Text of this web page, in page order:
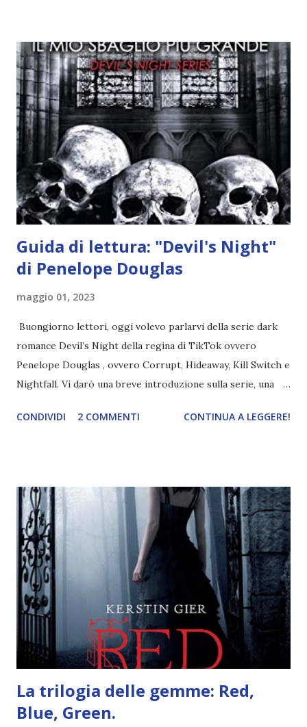
angelo puro, Elemiah. Ma, a differenza di cosa pensano,
l'angelo non ha intenzione di fare una strage, piuttosto è lì
per avvertili che Mikael non è più "l'angelo puro" che
credono e che potrebbe aver ucciso altri mezzi angeli, tipo
Rafael. A quelle parole, Haniel seguito da altri ibridi, si reca
nell'appartamento, senza risultati. Infine cercano nella
chiesetta. Lì trovano Rafael alle prese con gli angeli puri,
ma questa volta ...
Guida di lettura: "Devil's Night"
di Penelope Douglas
maggio 01, 2023
Buongiorno lettori, oggi volevo parlarvi della serie dark
romance Devil’s Night della regina di TikTok ovvero
Penelope Douglas , ovvero Corrupt, Hideaway, Kill Switch e
Nightfall. Vi darò una breve introduzione sulla serie, una
e anche un breve commento sui libri singoli. I libri sono in
grande (Devil's Night 1#) Autrice : Penelope Douglas
Pagine: 448 Editore: Newton Compton Editori
Pubblicazione: 10 Gennaio 2023 Traduttore: Laura Lancini
Trama: “Si chiama Michael Crist. È il fratello maggiore del
mio ragazzo ed è come quei film dell'orrore che guardi
coprendoti gli occhi. È bellissimo, forte, e assolutamente
terrificante. Non mi vede neppure. Ma io l'ho notato. L'ho
visto, l'ho sentito. Le cose che ha fatto, i misfatti ch...
CONDIVIDI 2 COMMENTI CONTINUA A LEGGERE!
La trilogia delle gemme: Red,
Blue, Green.